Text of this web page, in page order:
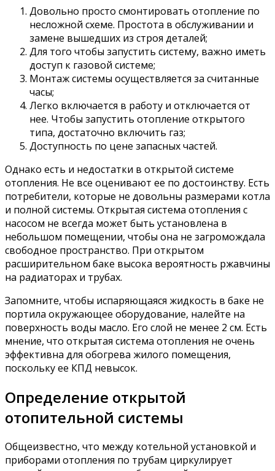
Довольно просто смонтировать отопление по
несложной схеме. Простота в обслуживании и
замене вышедших из строя деталей;
Для того чтобы запустить систему, важно иметь
доступ к газовой системе;
Монтаж системы осуществляется за считанные
часы;
Легко включается в работу и отключается от
нее. Чтобы запустить отопление открытого
типа, достаточно включить газ;
Доступность по цене запасных частей.
Однако есть и недостатки в открытой системе
отопления. Не все оценивают ее по достоинству. Есть
потребители, которые не довольны размерами котла
и полной системы. Открытая система отопления с
насосом не всегда может быть установлена в
небольшом помещении, чтобы она не загромождала
свободное пространство. При открытом
расширительном баке высока вероятность ржавчины
на радиаторах и трубах.
Запомните, чтобы испаряющаяся жидкость в баке не
портила окружающее оборудование, налейте на
поверхность воды масло. Его слой не менее 2 см. Есть
мнение, что открытая система отопления не очень
эффективна для обогрева жилого помещения,
поскольку ее КПД невысок.
Определение открытой
отопительной системы
Общеизвестно, что между котельной установкой и
приборами отопления по трубам циркулирует